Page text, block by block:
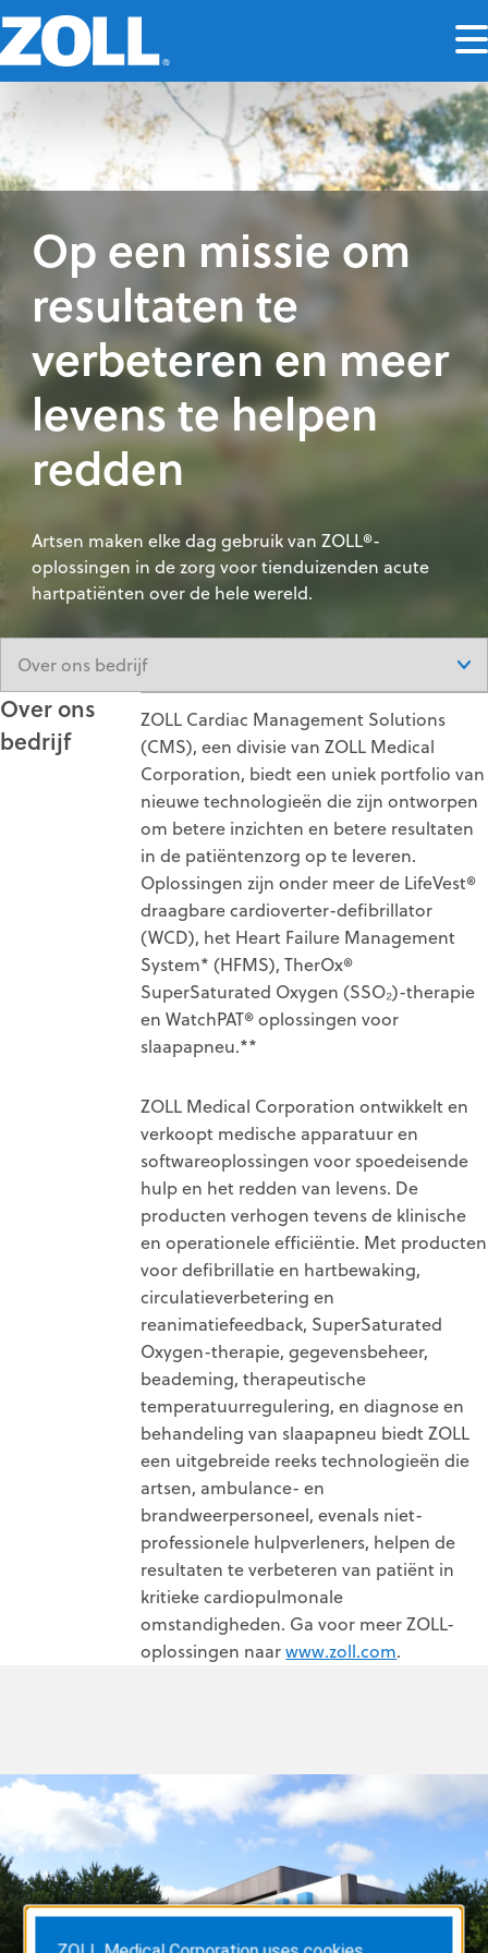
Op een missie om
resultaten te
verbeteren en meer
levens te helpen
redden
Artsen maken elke dag gebruik van ZOLL®-
oplossingen in de zorg voor tienduizenden acute
hartpatiënten over de hele wereld.
Over ons
bedrijf
ZOLL Cardiac Management Solutions
(CMS), een divisie van ZOLL Medical
Corporation, biedt een uniek portfolio van
nieuwe technologieën die zijn ontworpen
om betere inzichten en betere resultaten
in de patiëntenzorg op te leveren.
Oplossingen zijn onder meer de LifeVest®
draagbare cardioverter-defibrillator
(WCD), het Heart Failure Management
System* (HFMS), TherOx®
SuperSaturated Oxygen (SSO₂)-therapie
en WatchPAT® oplossingen voor
slaapapneu.**
ZOLL Medical Corporation ontwikkelt en
verkoopt medische apparatuur en
softwareoplossingen voor spoedeisende
hulp en het redden van levens. De
producten verhogen tevens de klinische
en operationele efficiëntie. Met producten
voor defibrillatie en hartbewaking,
circulatieverbetering en
reanimatiefeedback, SuperSaturated
Oxygen-therapie, gegevensbeheer,
beademing, therapeutische
temperatuurregulering, en diagnose en
behandeling van slaapapneu biedt ZOLL
een uitgebreide reeks technologieën die
artsen, ambulance- en
brandweerpersoneel, evenals niet-
professionele hulpverleners, helpen de
resultaten te verbeteren van patiënt in
kritieke cardiopulmonale
omstandigheden. Ga voor meer ZOLL-
oplossingen naarwww.zoll.com.